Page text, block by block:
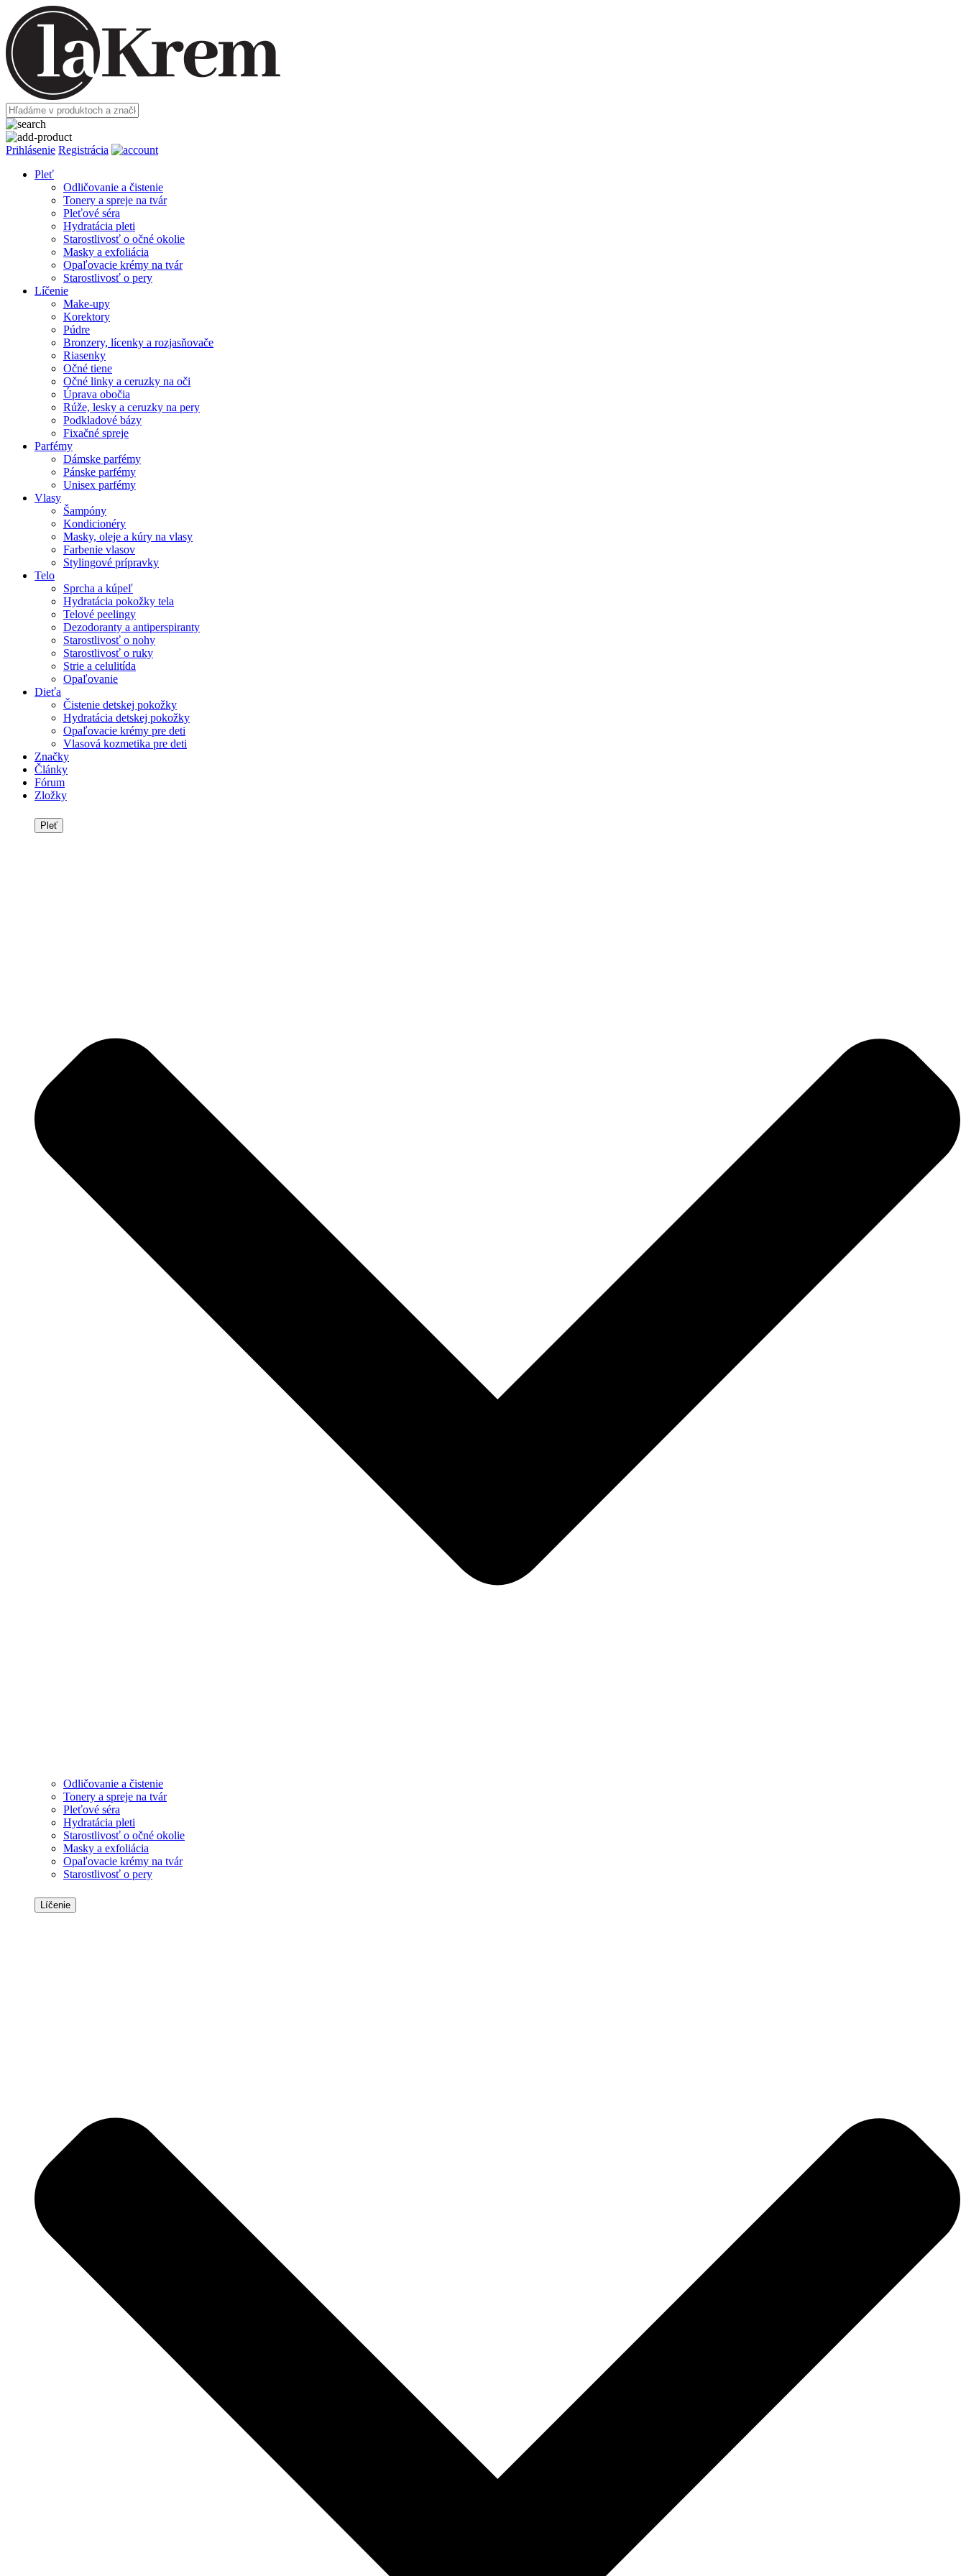
Prihlásenie Registrácia
Pleť
Odličovanie a čistenie
Tonery a spreje na tvár
Pleťové séra
Hydratácia pleti
Starostlivosť o očné okolie
Masky a exfoliácia
Opaľovacie krémy na tvár
Starostlivosť o pery
Líčenie
Make-upy
Korektory
Púdre
Bronzery, lícenky a rozjasňovače
Riasenky
Očné tiene
Očné linky a ceruzky na oči
Úprava obočia
Rúže, lesky a ceruzky na pery
Podkladové bázy
Fixačné spreje
Parfémy
Dámske parfémy
Pánske parfémy
Unisex parfémy
Vlasy
Šampóny
Kondicionéry
Masky, oleje a kúry na vlasy
Farbenie vlasov
Stylingové prípravky
Telo
Sprcha a kúpeľ
Hydratácia pokožky tela
Telové peelingy
Dezodoranty a antiperspiranty
Starostlivosť o nohy
Starostlivosť o ruky
Strie a celulitída
Opaľovanie
Dieťa
Čistenie detskej pokožky
Hydratácia detskej pokožky
Opaľovacie krémy pre deti
Vlasová kozmetika pre deti
Značky
Články
Fórum
Zložky
Pleť
Odličovanie a čistenie
Tonery a spreje na tvár
Pleťové séra
Hydratácia pleti
Starostlivosť o očné okolie
Masky a exfoliácia
Opaľovacie krémy na tvár
Starostlivosť o pery
Líčenie